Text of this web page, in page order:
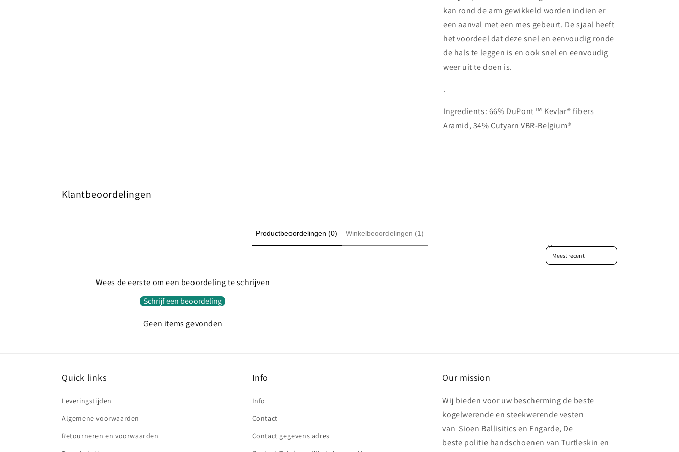
kan rond de arm gewikkeld worden indien er
een aanval met een mes gebeurt. De sjaal heeft
het voordeel dat deze snel en eenvoudig ronde
de hals te leggen is en ook snel en eenvoudig
weer uit te doen is.
.
Ingredients: 66% DuPont™ Kevlar® fibers
Aramid, 34% Cutyarn VBR-Belgium®
Klantbeoordelingen
Productbeoordelingen (0) Winkelbeoordelingen (1)
Sort reviews by
Wees de eerste om een beoordeling te schrijven
Schrijf een beoordeling
Geen items gevonden
Quick links
Leveringstijden
Algemene voorwaarden
Retourneren en voorwaarden
Info
Info
Contact
Contact gegevens adres
Our mission
Wij bieden voor uw bescherming de beste
kogelwerende en steekwerende vesten
van Sioen Ballisitics en Engarde, De
beste politie handschoenen van Turtleskin en